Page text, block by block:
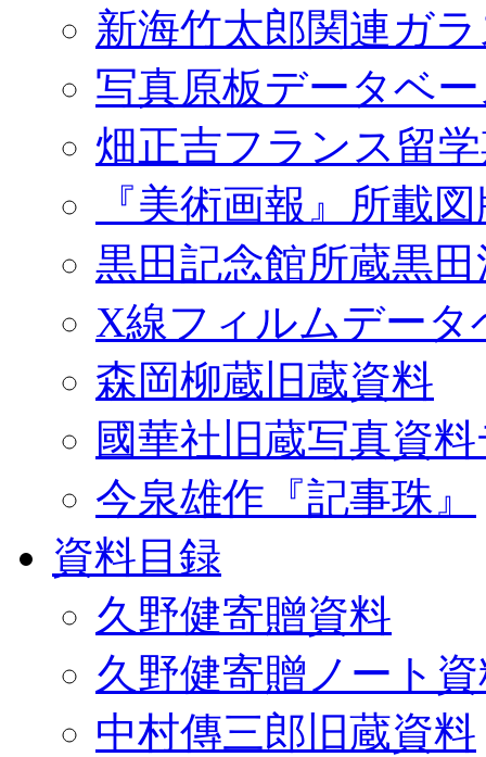
新海竹太郎関連ガ
写真原板データベ
畑正吉フランス留
『美術画報』所載
黒田記念館所蔵黒
X線フィルムデータ
森岡柳蔵旧蔵資料
國華社旧蔵写真資
今泉雄作『記事珠』
資料目録
久野健寄贈資料
久野健寄贈ノート
中村傳三郎旧蔵資料